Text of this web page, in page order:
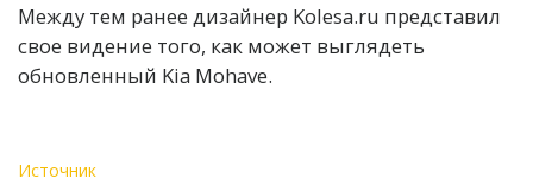
Между тем ранее дизайнер Kolesa.ru представил
свое видение того, как может выглядеть
обновленный Kia Mohave.
Источник